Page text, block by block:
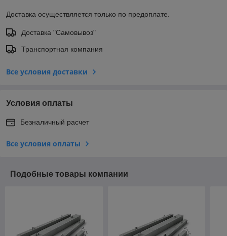
Доставка осуществляется только по предоплате.
Доставка "Самовывоз"
Транспортная компания
Все условия доставки
Условия оплаты
Безналичный расчет
Все условия оплаты
Подобные товары компании